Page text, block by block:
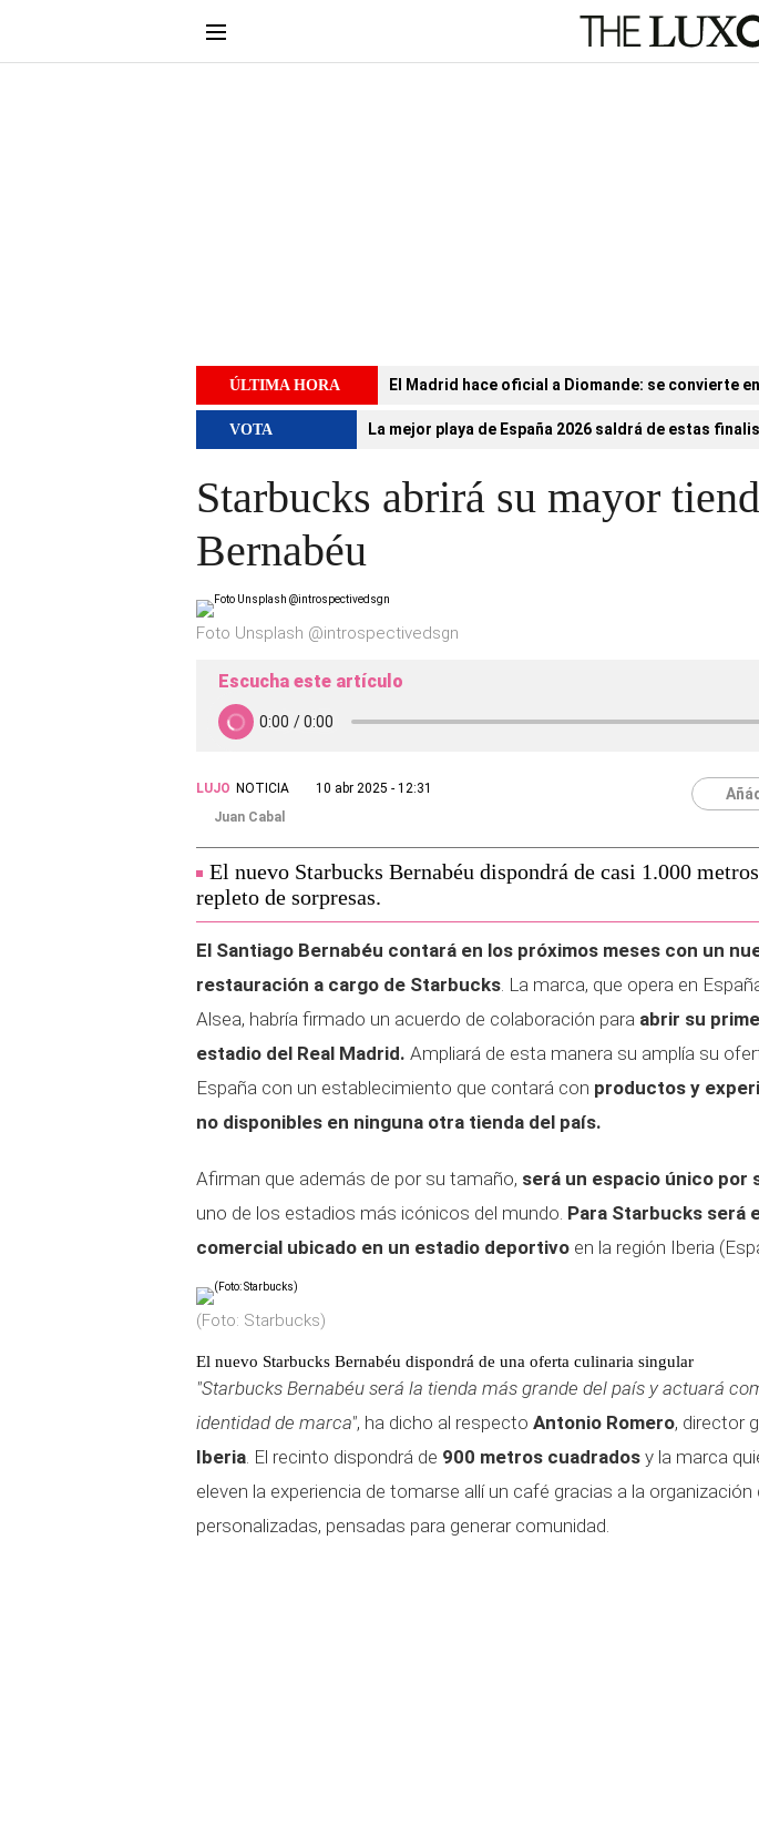
ÚLTIMA HORA El Madrid hace oficial a Diomande: se convierte
VOTA La mejor playa de España 2026 saldrá de estas
Starbucks abrirá su mayor
Bernabéu
Foto Unsplash @introspectivedsgn
Escucha este artículo
LUJO NOTICIA
10 abr 2025 - 12:31
Juan Cabal
El nuevo Starbucks Bernabéu dispondrá de casi 1.000
repleto de sorpresas.
El Santiago Bernabéu contará en los próximos meses con un
restauración a cargo de Starbucks. La marca, que opera en
Alsea, habría firmado un acuerdo de colaboración para abrir su
estadio del Real Madrid. Ampliará de esta manera su amplía su
España con un establecimiento que contará con productos y
no disponibles en ninguna otra tienda del país.
Afirman que además de por su tamaño, será un espacio único por
uno de los estadios más icónicos del mundo. Para Starbucks será
comercial ubicado en un estadio deportivo en la región Iberia
(Foto: Starbucks)
El nuevo Starbucks Bernabéu dispondrá de una oferta culinaria singular
"Starbucks Bernabéu será la tienda más grande del país y actuará
identidad de marca", ha dicho al respecto Antonio Romero, director
Iberia. El recinto dispondrá de 900 metros cuadrados y la marca
eleven la experiencia de tomarse allí un café gracias a la
personalizadas, pensadas para generar comunidad.